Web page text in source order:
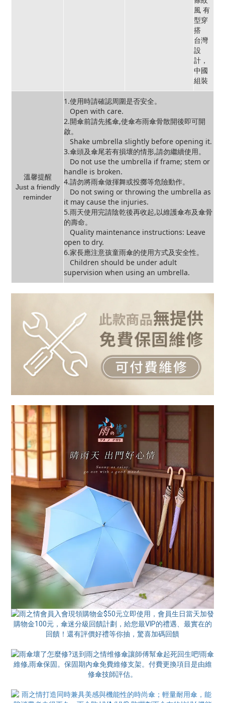
風 有
型穿
搭
台灣
設
計，
中國
組裝
溫馨提醒
Just a friendly
reminder
1.使用時請確認周圍是否安全。
Open with care.
2.開傘前請先搖傘,使傘布雨傘骨散開後即可開
啟。
Shake umbrella slightly before opening it.
3.傘頭及傘尾若有損壞的情形,請勿繼續使用。
Do not use the umbrella if frame; stem or
handle is broken.
4.請勿將雨傘做揮舞或投擲等危險動作。
Do not swing or throwing the umbrella as
it may cause the injuries.
5.雨天使用完請陰乾後再收起,以維護傘布及傘骨
的壽命。
Quality maintenance instructions: Leave
open to dry.
6.家長應注意孩童雨傘的使用方式及安全性。
Children should be under adult
supervision when using an umbrella.